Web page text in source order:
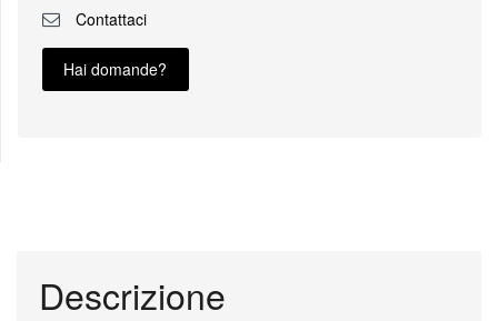
Contattaci
Hai domande?
Descrizione